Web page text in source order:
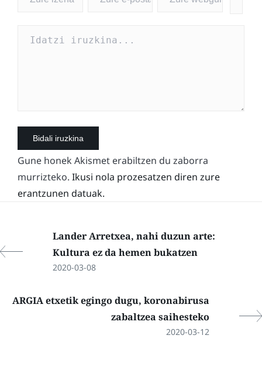
Gune honek Akismet erabiltzen du zaborra
murrizteko. Ikusi nola prozesatzen diren zure
erantzunen datuak.
Lander Arretxea, nahi duzun arte:
Kultura ez da hemen bukatzen
2020-03-08
ARGIA etxetik egingo dugu, koronabirusa
zabaltzea saihesteko
2020-03-12